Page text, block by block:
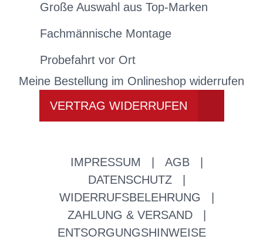
Große Auswahl aus Top-Marken
Fachmännische Montage
Probefahrt vor Ort
Meine Bestellung im Onlineshop widerrufen
VERTRAG WIDERRUFEN
IMPRESSUM AGB
DATENSCHUTZ
WIDERRUFSBELEHRUNG
ZAHLUNG & VERSAND
ENTSORGUNGSHINWEISE